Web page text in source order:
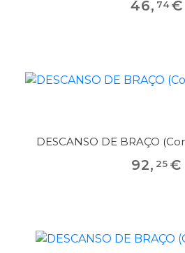
46, 74 €
DESCANSO DE BRAÇO
92, 25 €